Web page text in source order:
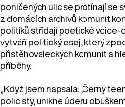
poničených ulic se protínají se
z domácích archivů komunit
politiků střídají poetické voice-
vytváří politický esej, který
přistěhovaleckých komunit a
příběhy.
„Když jsem napsala: ‚Černý
policisty, unikne úderu